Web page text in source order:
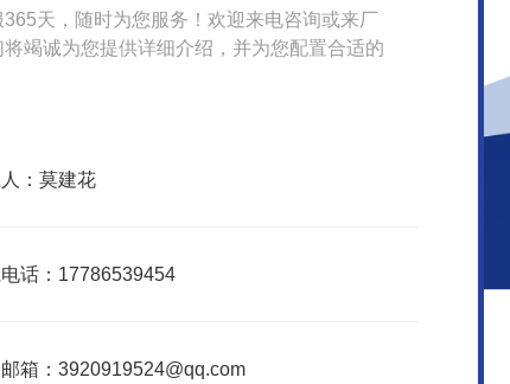
365天，随时为您服务！欢迎来电咨询或来厂
竭诚为您提供详细介绍，并为您配置合适的
：莫建花
话：17786539454
箱：3920919524@qq.com